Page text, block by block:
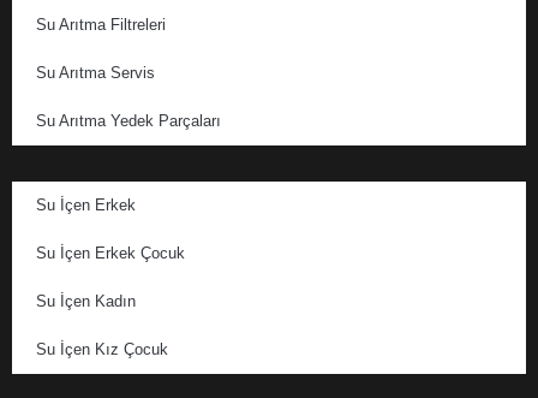
Su Arıtma Filtreleri
Su Arıtma Servis
Su Arıtma Yedek Parçaları
Su İçen Erkek
Su İçen Erkek Çocuk
Su İçen Kadın
Su İçen Kız Çocuk